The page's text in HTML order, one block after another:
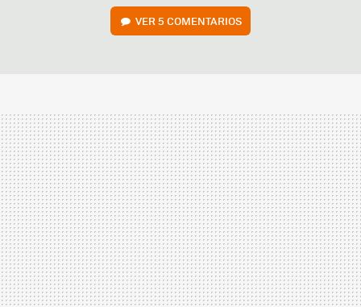
VER5 COMENTARIOS